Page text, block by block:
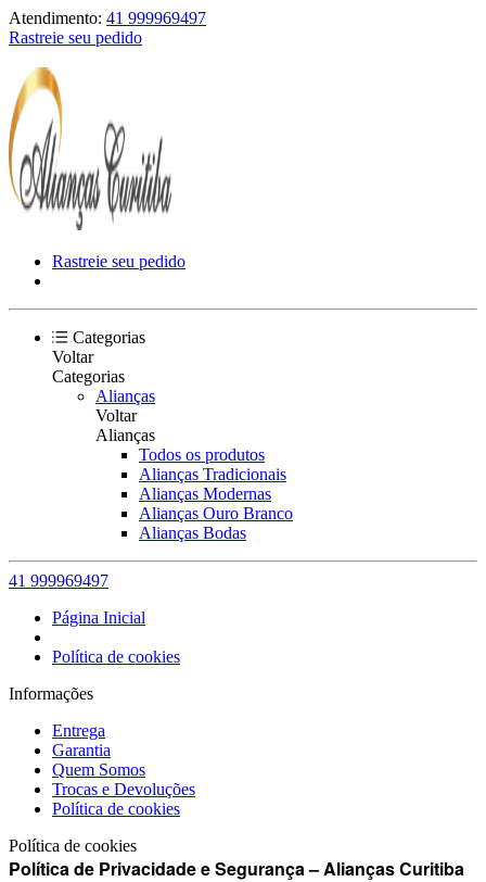
Atendimento: 41 999969497
Rastreie seu pedido
Rastreie seu pedido
Categorias
Voltar
Categorias
Alianças
Voltar
Alianças
Todos os produtos
Alianças Tradicionais
Alianças Modernas
Alianças Ouro Branco
Alianças Bodas
41 999969497
Página Inicial
Política de cookies
Informações
Entrega
Garantia
Quem Somos
Trocas e Devoluções
Política de cookies
Política de cookies
Política de Privacidade e Segurança – Alianças Curitiba